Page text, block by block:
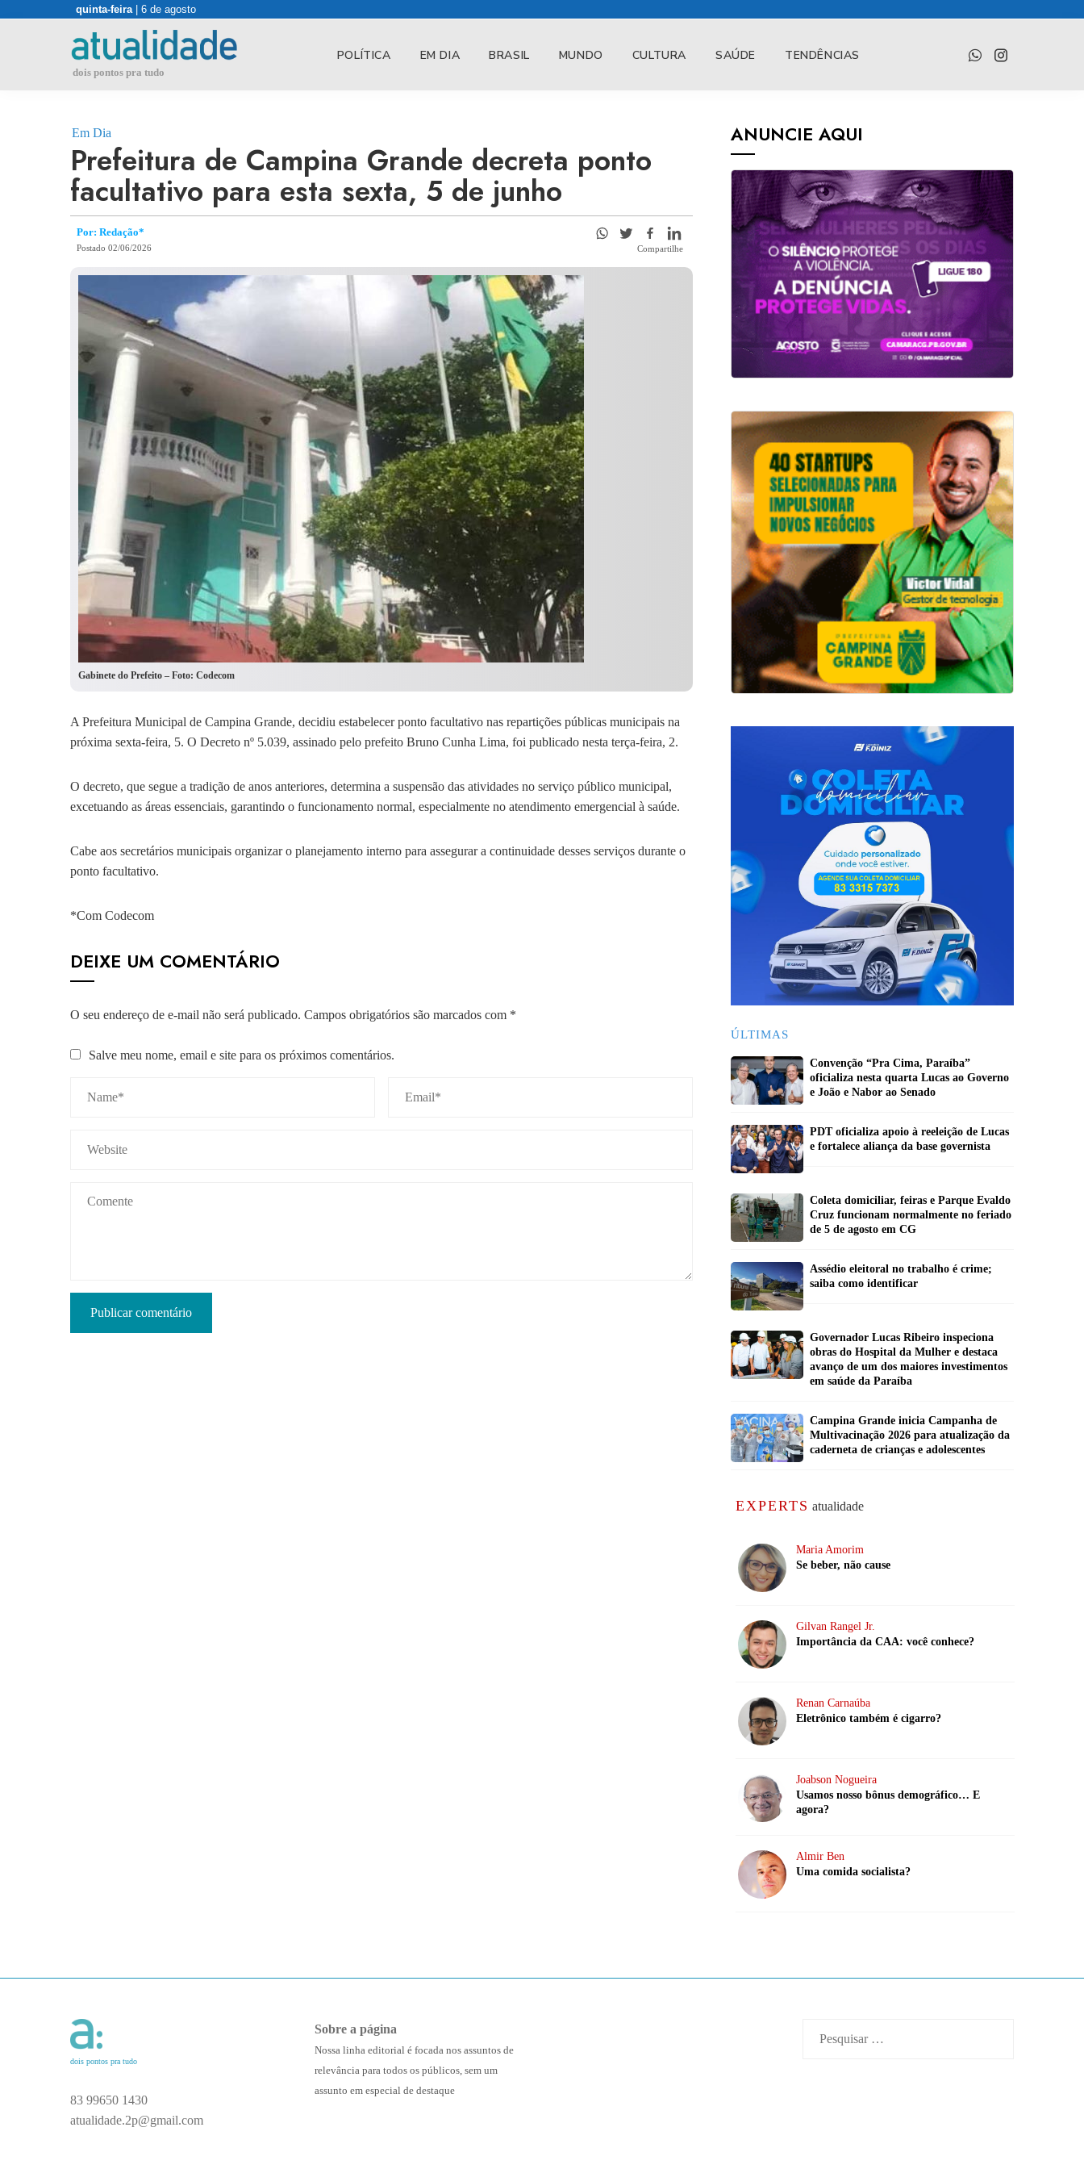
quinta-feira | 6 de agosto
dois pontos pra tudo
POLÍTICA EM DIA BRASIL MUNDO CULTURA SAÚDE TENDÊNCIAS
Em Dia
Prefeitura de Campina Grande decreta ponto
facultativo para esta sexta, 5 de junho
Por: Redação*
Postado 02/06/2026 Compartilhe
Gabinete do Prefeito – Foto: Codecom
A Prefeitura Municipal de Campina Grande, decidiu estabelecer ponto facultativo nas repartições públicas municipais na
próxima sexta-feira, 5. O Decreto nº 5.039, assinado pelo prefeito Bruno Cunha Lima, foi publicado nesta terça-feira, 2.
O decreto, que segue a tradição de anos anteriores, determina a suspensão das atividades no serviço público municipal,
excetuando as áreas essenciais, garantindo o funcionamento normal, especialmente no atendimento emergencial à saúde.
Cabe aos secretários municipais organizar o planejamento interno para assegurar a continuidade desses serviços durante o
ponto facultativo.
*Com Codecom
DEIXE UM COMENTÁRIO
O seu endereço de e-mail não será publicado. Campos obrigatórios são marcados com *
Salve meu nome, email e site para os próximos comentários.
ANUNCIE AQUI
ÚLTIMAS
Convenção “Pra Cima, Paraíba”
oficializa nesta quarta Lucas ao Governo
e João e Nabor ao Senado
PDT oficializa apoio à reeleição de Lucas
e fortalece aliança da base governista
Coleta domiciliar, feiras e Parque Evaldo
Cruz funcionam normalmente no feriado
de 5 de agosto em CG
Assédio eleitoral no trabalho é crime;
saiba como identificar
Governador Lucas Ribeiro inspeciona
obras do Hospital da Mulher e destaca
avanço de um dos maiores investimentos
em saúde da Paraíba
Campina Grande inicia Campanha de
Multivacinação 2026 para atualização da
caderneta de crianças e adolescentes
EXPERTS atualidade
Maria Amorim
Se beber, não cause
Gilvan Rangel Jr.
Importância da CAA: você conhece?
Renan Carnaúba
Eletrônico também é cigarro?
Joabson Nogueira
Usamos nosso bônus demográfico… E
agora?
Almir Ben
Uma comida socialista?
dois pontos pra tudo
83 99650 1430
atualidade.2p@gmail.com
Sobre a página
Nossa linha editorial é focada nos assuntos de
relevância para todos os públicos, sem um
assunto em especial de destaque